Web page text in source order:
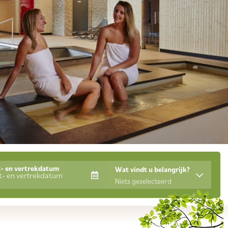
en vertrekdatum
Wat vindt u belangrijk?
Niets geselecteerd